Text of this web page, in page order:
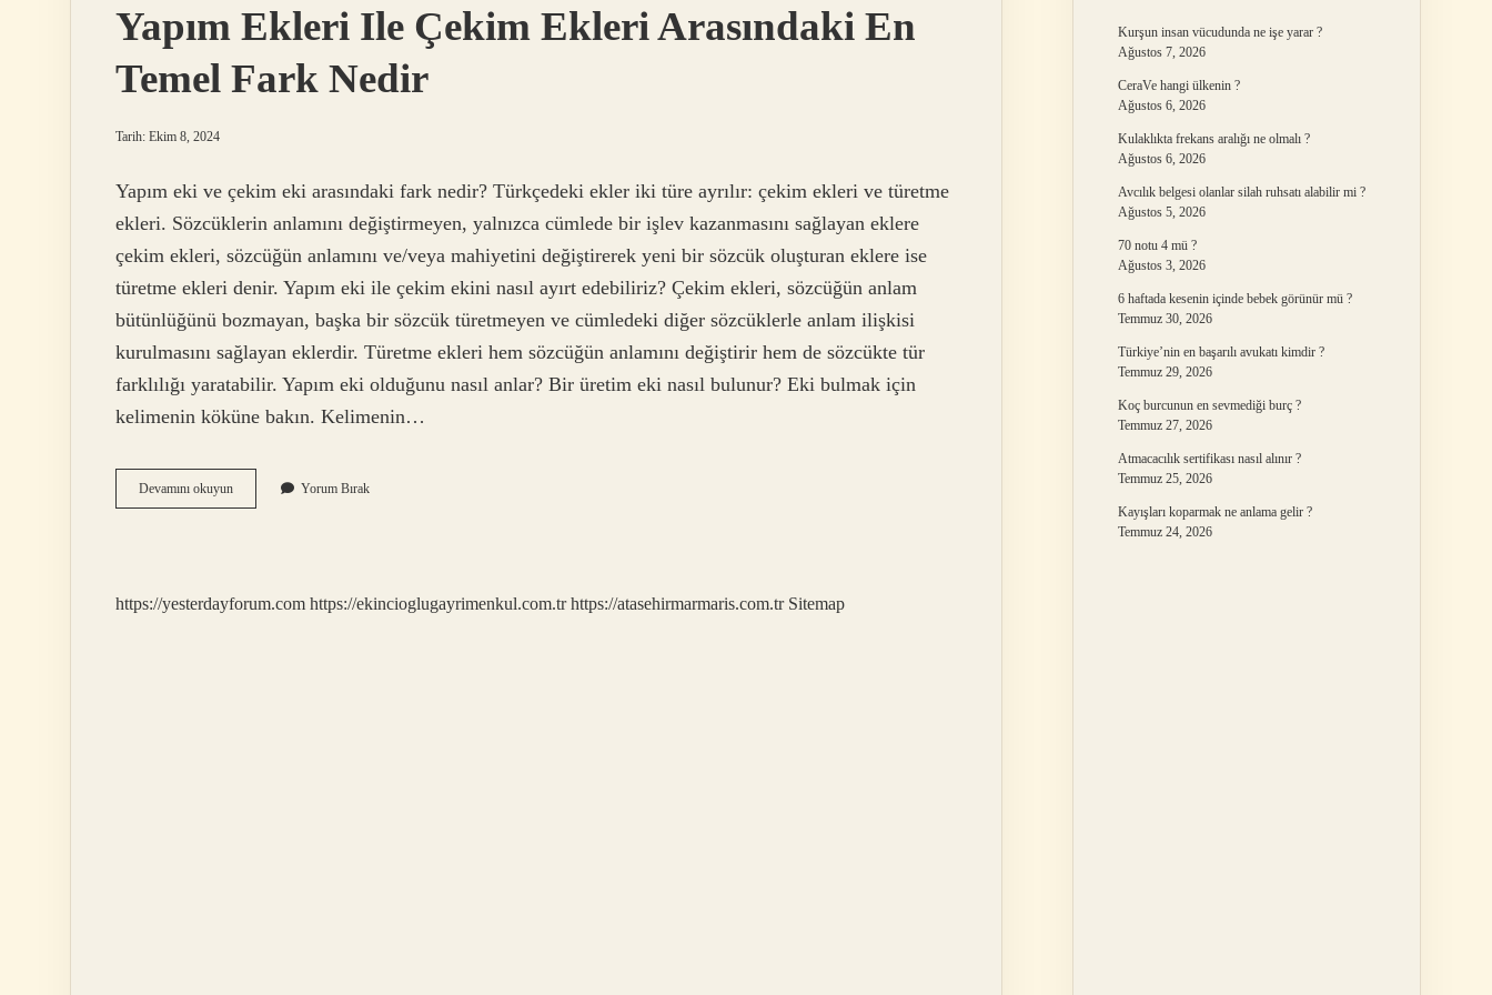
Yapım Ekleri Ile Çekim Ekleri Arasındaki En
Temel Fark Nedir
Tarih: Ekim 8, 2024
Yapım eki ve çekim eki arasındaki fark nedir? Türkçedeki ekler iki türe ayrılır: çekim ekleri ve türetme
ekleri. Sözcüklerin anlamını değiştirmeyen, yalnızca cümlede bir işlev kazanmasını sağlayan eklere
çekim ekleri, sözcüğün anlamını ve/veya mahiyetini değiştirerek yeni bir sözcük oluşturan eklere ise
türetme ekleri denir. Yapım eki ile çekim ekini nasıl ayırt edebiliriz? Çekim ekleri, sözcüğün anlam
bütünlüğünü bozmayan, başka bir sözcük türetmeyen ve cümledeki diğer sözcüklerle anlam ilişkisi
kurulmasını sağlayan eklerdir. Türetme ekleri hem sözcüğün anlamını değiştirir hem de sözcükte tür
farklılığı yaratabilir. Yapım eki olduğunu nasıl anlar? Bir üretim eki nasıl bulunur? Eki bulmak için
kelimenin köküne bakın. Kelimenin…
Devamını okuyunYapım
Ekleri
En
Yorum Bırak
https://yesterdayforum.com https://ekincioglugayrimenkul.com.tr https://atasehirmarmaris.com.tr Sitemap
Kurşun insan vücudunda ne işe yarar ?
Ağustos 7, 2026
CeraVe hangi ülkenin ?
Ağustos 6, 2026
Kulaklıkta frekans aralığı ne olmalı ?
Ağustos 6, 2026
Avcılık belgesi olanlar silah ruhsatı alabilir mi ?
Ağustos 5, 2026
70 notu 4 mü ?
Ağustos 3, 2026
6 haftada kesenin içinde bebek görünür mü ?
Temmuz 30, 2026
Türkiye’nin en başarılı avukatı kimdir ?
Temmuz 29, 2026
Koç burcunun en sevmediği burç ?
Temmuz 27, 2026
Atmacacılık sertifikası nasıl alınır ?
Temmuz 25, 2026
Kayışları koparmak ne anlama gelir ?
Temmuz 24, 2026